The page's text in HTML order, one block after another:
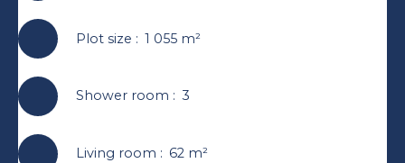
Plot size : 1 055 m²
Shower room : 3
Living room : 62 m²